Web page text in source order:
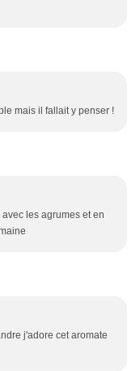
mais il fallait y penser !
les agrumes et en
j'adore cet aromate